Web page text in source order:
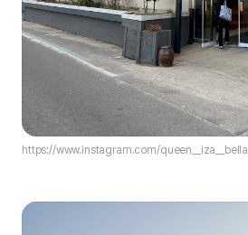
https://www.instagram.com/queen__iza__bella